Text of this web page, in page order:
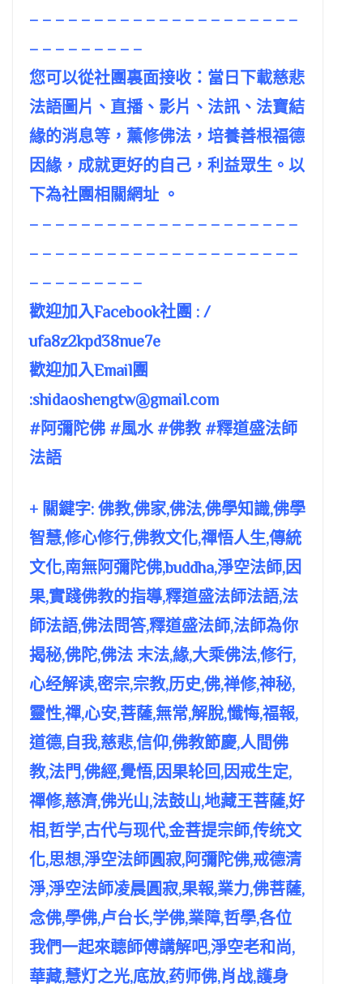
– – – – – – – – – – – – – – – – – – – – –
– – – – – – – – –
您可以從社團裏面接收：當日下載慈悲
法語圖片、直播、影片、法訊、法寶結
緣的消息等，薰修佛法，培養善根福德
因緣，成就更好的自己，利益眾生。以
下為社團相關網址 。
– – – – – – – – – – – – – – – – – – – – –
– – – – – – – – – – – – – – – – – – – – –
– – – – – – – – –
歡迎加入Facebook社團 : /
ufa8z2kpd38nue7e
歡迎加入Email團
:shidaoshengtw@gmail.com
#阿彌陀佛 #風水 #佛教 #釋道盛法師
法語
+ 關鍵字: 佛教,佛家,佛法,佛學知識,佛學
智慧,修心修行,佛教文化,禪悟人生,傳統
文化,南無阿彌陀佛,buddha,淨空法師,因
果,實踐佛教的指導,釋道盛法師法語,法
師法語,佛法問答,釋道盛法師,法師為你
揭秘,佛陀,佛法 末法,緣,大乘佛法,修行,
心经解读,密宗,宗教,历史,佛,禅修,神秘,
靈性,禪,心安,菩薩,無常,解脫,懺悔,福報,
道德,自我,慈悲,信仰,佛教節慶,人間佛
教,法門,佛經,覺悟,因果轮回,因戒生定,
禪修,慈濟,佛光山,法鼓山,地藏王菩薩,好
相,哲学,古代与现代,金菩提宗師,传统文
化,思想,淨空法師圓寂,阿彌陀佛,戒德清
淨,淨空法師凌晨圓寂,果報,業力,佛菩薩,
念佛,學佛,卢台长,学佛,業障,哲學,各位
我們一起來聼師傅講解吧,淨空老和尚,
華藏,慧灯之光,底放,药师佛,肖战,護身